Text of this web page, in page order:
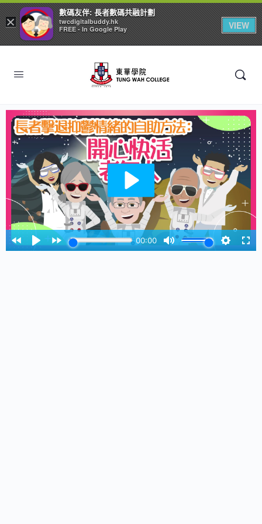
×
數碼友伴: 長者數碼共融計劃
twcdigitalbuddy.hk
FREE - In Google Play
VIEW